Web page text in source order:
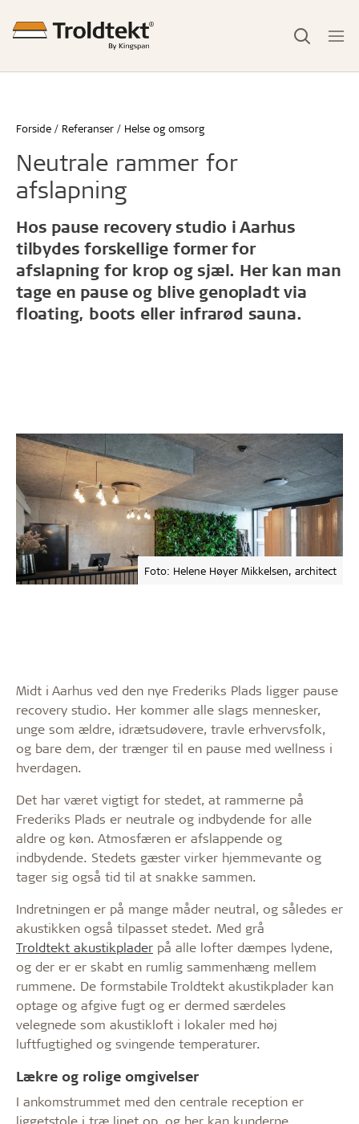
Forside Referanser Helse og omsorg
Neutrale rammer for
afslapning
Hos pause recovery studio i Aarhus
tilbydes forskellige former for
afslapning for krop og sjæl. Her kan man
tage en pause og blive genopladt via
floating, boots eller infrarød sauna.
Foto: Helene Høyer Mikkelsen, architect
Midt i Aarhus ved den nye Frederiks Plads ligger pause
recovery studio. Her kommer alle slags mennesker,
unge som ældre, idrætsudøvere, travle erhvervsfolk,
og bare dem, der trænger til en pause med wellness i
hverdagen.
Det har været vigtigt for stedet, at rammerne på
Frederiks Plads er neutrale og indbydende for alle
aldre og køn. Atmosfæren er afslappende og
indbydende. Stedets gæster virker hjemmevante og
tager sig også tid til at snakke sammen.
Indretningen er på mange måder neutral, og således er
akustikken også tilpasset stedet. Med grå
Troldtekt akustikplader på alle lofter dæmpes lydene,
og der er er skabt en rumlig sammenhæng mellem
rummene. De formstabile Troldtekt akustikplader kan
optage og afgive fugt og er dermed særdeles
velegnede som akustikloft i lokaler med høj
luftfugtighed og svingende temperaturer.
Lækre og rolige omgivelser
I ankomstrummet med den centrale reception er
liggetstole i træ linet op, og her kan kunderne